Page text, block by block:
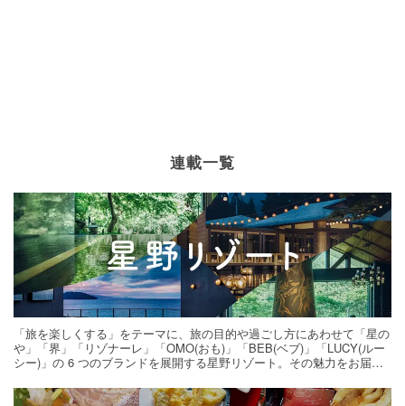
連載一覧
「旅を楽しくする」をテーマに、旅の目的や過ごし方にあわせて「星の
や」「界」「リゾナーレ」「OMO(おも)」「BEB(ベブ)」「LUCY(ルー
シー)」の 6 つのブランドを展開する星野リゾート。その魅力をお届け